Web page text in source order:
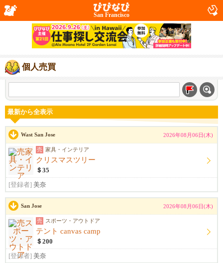
San Francisco
個人売買
最新から全表示
Wast San Jose 2026年08月06日(木)
売 家具・インテリア
クリスマスツリー
＄35
[登録者] 美奈
San Jose 2026年08月06日(木)
売 スポーツ・アウトドア
テント canvas camp
＄200
[登録者] 美奈